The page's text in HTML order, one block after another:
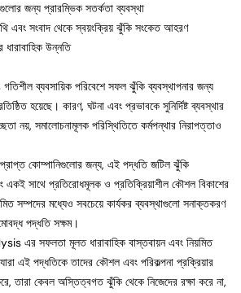
জন্য প্রারম্ভিক সতর্কতা ব্যবস্থা
এবং সংবাদ থেকে স্বয়ংক্রিয় ঝুঁকি সংকেত আহরণ
ধারাবাহিক উন্নতি
ব্যবসায়িক পরিবেশে সফল ঝুঁকি ব্যবস্থাপনার জন্য
হয়েছে। কারণ, ঘটনা এবং প্রভাবকে সুনির্দিষ্ট ব্যবস্থার
নয়, সমালোচনামূলক পরিস্থিতিতে কর্মপন্থার নিরাপত্তাও
কোম্পানিগুলোর জন্য, এই পদ্ধতি জটিল ঝুঁকি
একই সাথে প্রতিরোধমূলক ও প্রতিক্রিয়াশীল কৌশল বিকাশের
সম্পদের মধ্যেও সবচেয়ে কার্যকর ব্যবস্থাগুলো সনাক্তকরণ
পদ্ধতি সক্ষম।
এর সফলতা মূলত ধারাবাহিক বাস্তবায়ন এবং নিয়মিত
এই পদ্ধতিকে তাদের কৌশল এবং পরিকল্পনা প্রক্রিয়ার
তারা কেবল অস্তিত্বগত ঝুঁকি থেকে নিজেদের রক্ষা করে না,